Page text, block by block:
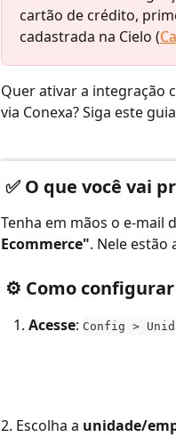
cartão de crédito,
cadastrada na Cielo (
Quer ativar a integração
via Conexa? Siga este
✅ O que você vai
Tenha em mãos o e-mail
Ecommerce". Nele estão
⚙️ Como configurar
Acesse: Config >
2. Escolha a unidade/